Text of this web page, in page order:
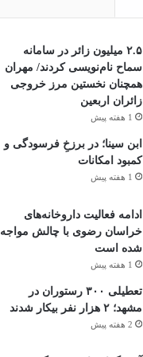
۲.۵ میلیون زائر در سامانه
سماح نام‌نویسی کردند/ مهران
همچنان نخستین مرز خروجی
زائران اربعین
1 هفته پیش
ابن سینا؛ در برزخِ فرسودگی و
کمبود امکانات
1 هفته پیش
ادامه فعالیت داروخانه‌های
خراسان رضوی با چالش مواجه
شده است
1 هفته پیش
تعطیلی ۳۰۰ رستوران در
مشهد؛ ۲ هزار نفر بیکار شدند
2 هفته پیش